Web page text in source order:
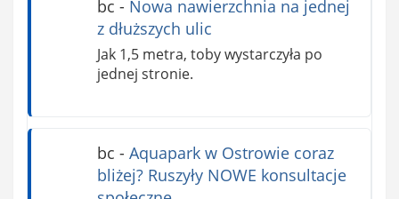
bc - Nowa nawierzchnia na jednej
z dłuższych ulic
Jak 1,5 metra, toby wystarczyła po
jednej stronie.
bc - Aquapark w Ostrowie coraz
bliżej? Ruszyły NOWE konsultacje